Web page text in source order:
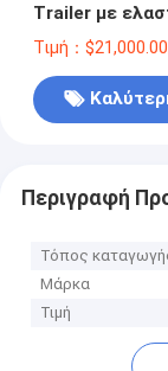
Trailer με
μεταφορά
Τιμή：
Περιγραφή
Τόπος
Μάρκα
Τιμή